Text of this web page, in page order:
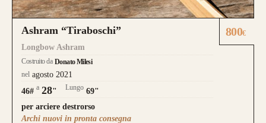
Ashram “Tiraboschi”
Longbow Ashram
Costruito da Donato Milesi
nel agosto 2021
46# a 28" Lungo 69"
per arciere destrorso
800€
Archi nuovi in pronta consegna